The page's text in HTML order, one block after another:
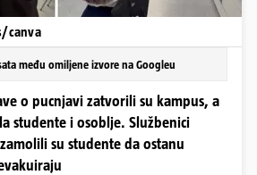
canva
među omiljene izvore na Googleu
o pucnjavi zatvorili su kampus, a
studente i osoblje. Službenici
su studente da ostanu